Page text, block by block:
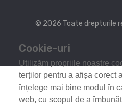
© 2026 Toate drepturile
Cookie-uri
Utilizăm propriile noastre
terților pentru a afișa corect
înțelege mai bine modul în
web, cu scopul de a